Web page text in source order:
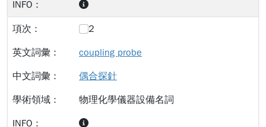
2
coupling probe
偶合探針
物理化學儀器設備名詞